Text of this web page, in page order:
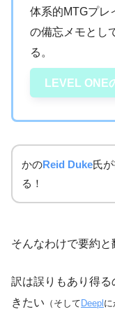
体系的MTGプレ
の備忘メモとし
る。
LEVEL ONE
かのReid Duke氏
る！
そんなわけで要約と
訳は誤りもあり得
きたい （そして Deepl に